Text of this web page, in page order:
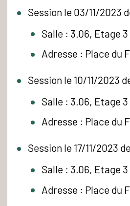
Session le 03/11/2023
Salle : 3.06, Etage 3
Adresse : Place du
Session le 10/11/2023
Salle : 3.06, Etage 3
Adresse : Place du
Session le 17/11/2023
Salle : 3.06, Etage 3
Adresse : Place du